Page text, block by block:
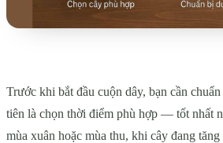
Trước khi bắt đầu cuộn dây, bạn cần
tiên là chọn thời điểm phù hợp — tốt nhất
mùa xuân hoặc mùa thu, khi cây đang